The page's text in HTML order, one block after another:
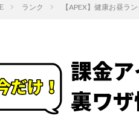
ランク 【APEX】健康お昼ラ